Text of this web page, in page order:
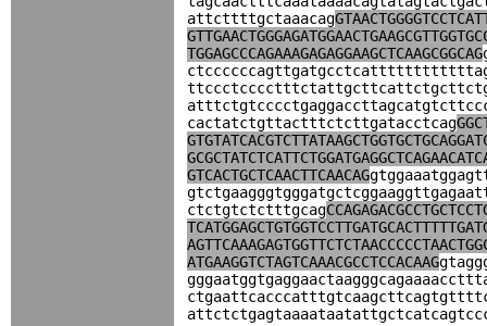
attcttttgctaaacag
TGGAGCCCAGAAAGAGAGGAAGCTCAAGCGGCAG
cactatctgttactttctcttgatacctcag
GTCACTGCTCAACTTCAACAG
ctctgtctctttgcag
ATGAAGGTCTAGTCAAACGCCTCCACAAG